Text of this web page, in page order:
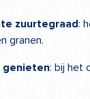
zuurtegraad:
granen.
genieten: bij het